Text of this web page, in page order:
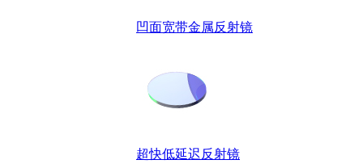
凹面宽带金属反射镜
超快低延迟反射镜